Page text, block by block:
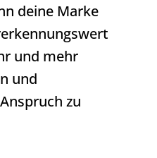
deine Marke
und mehr
und
zu